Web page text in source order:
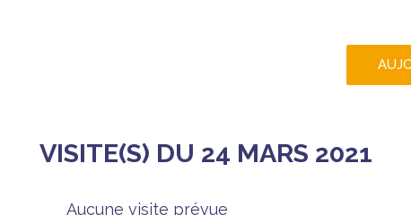
VISITE(S) DU 24 MARS 2021
Aucune visite prévue